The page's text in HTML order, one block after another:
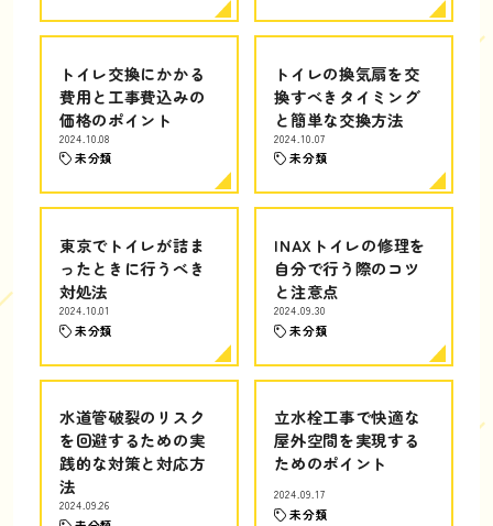
トイレ交換にかかる
費用と工事費込みの
価格のポイント
2024.10.08
未分類
トイレの換気扇を交
換すべきタイミング
と簡単な交換方法
2024.10.07
未分類
東京でトイレが詰ま
ったときに行うべき
対処法
2024.10.01
未分類
INAXトイレの修理を
自分で行う際のコツ
と注意点
2024.09.30
未分類
水道管破裂のリスク
を回避するための実
践的な対策と対応方
法
2024.09.26
立水栓工事で快適な
屋外空間を実現する
ためのポイント
2024.09.17
未分類